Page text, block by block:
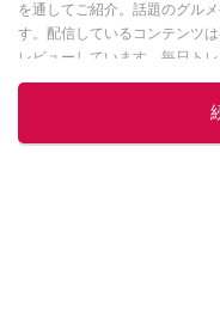
を通してご紹介。話題のグル
す。配信しているコンテンツ
レビューしています。毎日ト
ニュースでフォローしてくだ